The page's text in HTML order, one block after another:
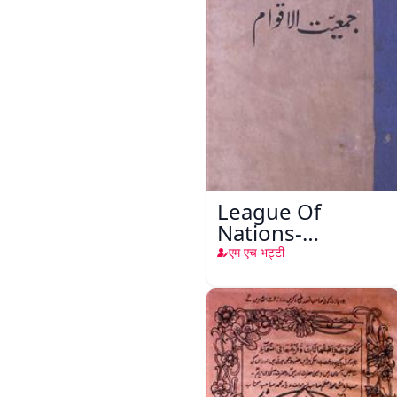
League Of
Nations-
Jamiyyat-ul-
एम एच भट्टी